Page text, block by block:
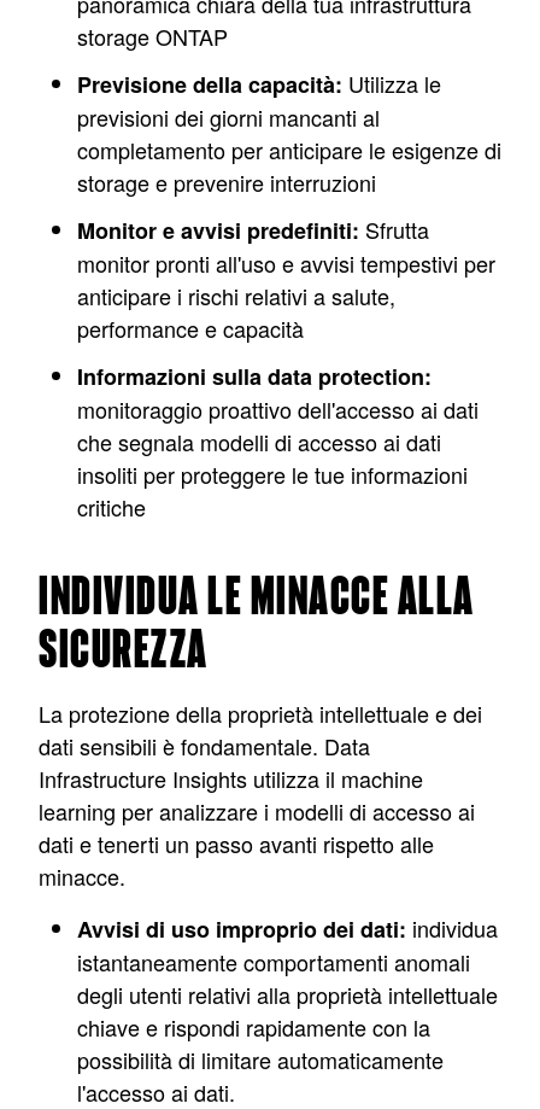
storage ONTAP
Previsione della capacità: Utilizza le
previsioni dei giorni mancanti al
completamento per anticipare le esigenze di
storage e prevenire interruzioni
Monitor e avvisi predefiniti: Sfrutta
monitor pronti all'uso e avvisi tempestivi per
anticipare i rischi relativi a salute,
performance e capacità
Informazioni sulla data protection:
monitoraggio proattivo dell'accesso ai dati
che segnala modelli di accesso ai dati
insoliti per proteggere le tue informazioni
critiche
INDIVIDUA LE MINACCE ALLA
SICUREZZA
La protezione della proprietà intellettuale e dei
dati sensibili è fondamentale. Data
Infrastructure Insights utilizza il machine
learning per analizzare i modelli di accesso ai
dati e tenerti un passo avanti rispetto alle
minacce.
Avvisi di uso improprio dei dati: individua
istantaneamente comportamenti anomali
degli utenti relativi alla proprietà intellettuale
chiave e rispondi rapidamente con la
possibilità di limitare automaticamente
l'accesso ai dati.